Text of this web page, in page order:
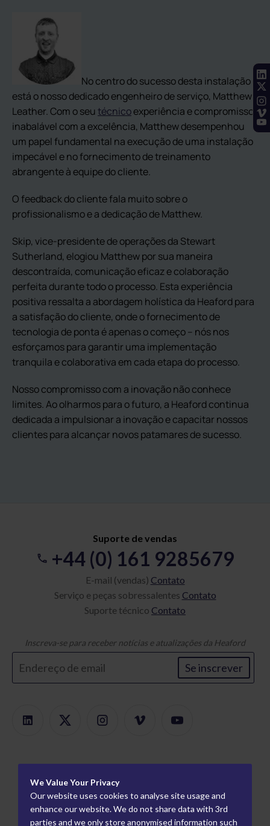
No centro do sucesso desta instalação
está o nosso dedicado engenheiro de serviço, Matthew
Leather. Com o seutécnicoexperiência e compromisso
inabalável com a excelência, Matthew desempenhou
um papel fundamental na execução de uma instalação
impecável e no fornecimento de treinamento
abrangente à equipe do cliente.
O feedback do cliente fala muito sobre o
profissionalismo e a dedicação de Matthew.
Skip, vice-presidente de operações da Stewart
Sutherland, elogiou Matthew por sua maneira
descontraída, comunicação eficaz e colaboração
perfeita durante todo o processo. Esta experiência
positiva ressalta a abordagem holística da Heaford para
a satisfação do cliente, onde o fornecimento de
tecnologia de ponta é apenas o começo – nós nos
esforçamos para garantir uma implementação
tranquila e colaborativa em cada etapa do processo.
Nosso compromisso com a inovação não conhece
limites. Ao olharmos para o futuro, a Heaford continua
dedicada a impulsionar a inovação e capacitar nossos
clientes para alcançar novos patamares de sucesso.
Suporte de vendas
+44 (0) 161 9285679
E-mail (vendas) Contato
Serviço e peças sobressalentes Contato
Suporte técnico Contato
Inscreva-se para receber notícias e atualizações da Heaford
Se inscrever
Localizador de produtos
Montagem Modular
Carreiras
Informação
We Value Your Privacy
Our website uses cookies to analyse site usage and
enhance our website. We do not share data with 3rd
parties and we only store anonymised information such